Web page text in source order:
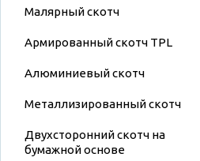
Малярный скотч
Армированный скотч TPL
Алюминиевый скотч
Металлизированный скотч
Двухсторонний скотч на
бумажной основе